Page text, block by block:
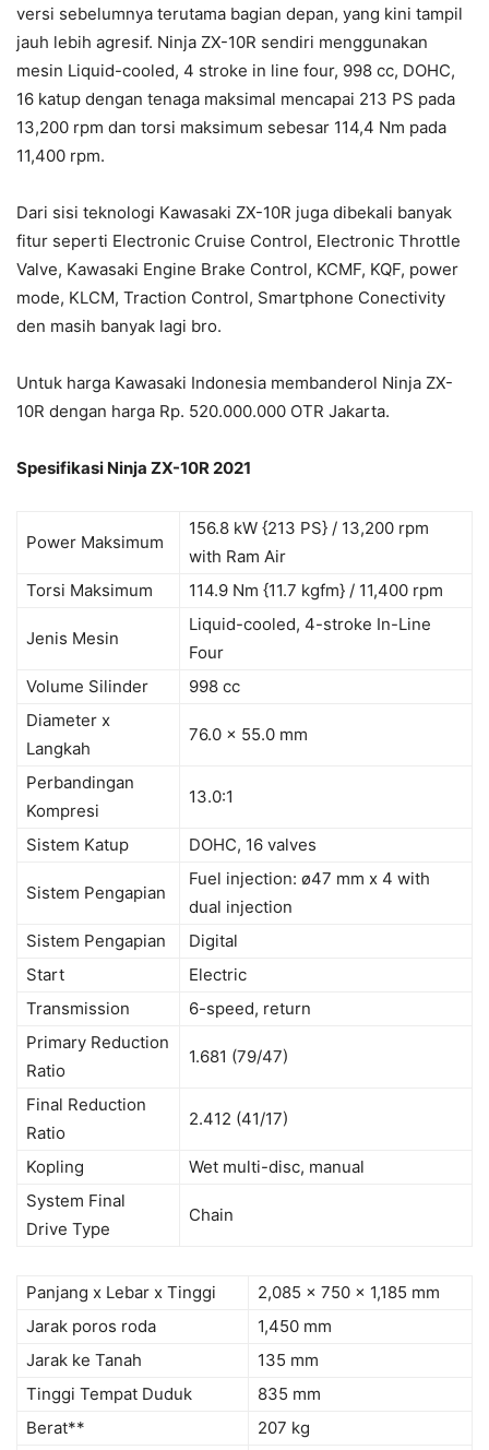
versi sebelumnya terutama bagian depan, yang kini tampil
jauh lebih agresif. Ninja ZX-10R sendiri menggunakan
mesin Liquid-cooled, 4 stroke in line four, 998 cc, DOHC,
16 katup dengan tenaga maksimal mencapai 213 PS pada
13,200 rpm dan torsi maksimum sebesar 114,4 Nm pada
11,400 rpm.
Dari sisi teknologi Kawasaki ZX-10R juga dibekali banyak
fitur seperti Electronic Cruise Control, Electronic Throttle
Valve, Kawasaki Engine Brake Control, KCMF, KQF, power
mode, KLCM, Traction Control, Smartphone Conectivity
den masih banyak lagi bro.
Untuk harga Kawasaki Indonesia membanderol Ninja ZX-
10R dengan harga Rp. 520.000.000 OTR Jakarta.
Spesifikasi Ninja ZX-10R 2021
Power Maksimum
156.8 kW {213 PS} / 13,200 rpm
with Ram Air
Torsi Maksimum
114.9 Nm {11.7 kgfm} / 11,400 rpm
Jenis Mesin
Liquid-cooled, 4-stroke In-Line
Four
Volume Silinder
998 cc
Diameter x
Langkah
76.0 x 55.0 mm
Perbandingan
Kompresi
13.0:1
Sistem Katup DOHC, 16 valves
Sistem Pengapian
Fuel injection: ø47 mm x 4 with
dual injection
Sistem Pengapian
Digital
Start
Electric
Transmission
6-speed, return
Primary Reduction
Ratio
1.681 (79/47)
Final Reduction
Ratio
2.412 (41/17)
Kopling
Wet multi-disc, manual
System Final
Drive Type
Chain
Panjang x Lebar x Tinggi
2,085 x 750 x 1,185 mm
Jarak poros roda
1,450 mm
Jarak ke Tanah
135 mm
Tinggi Tempat Duduk
835 mm
Berat**
207 kg